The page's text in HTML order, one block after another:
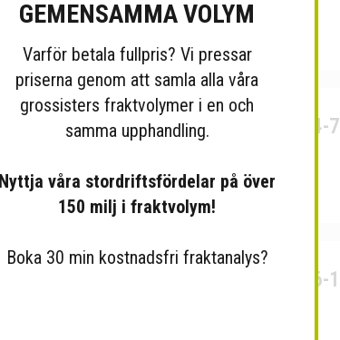
Org.Nr: 559304-
Org.Nr: 510416-
GEMENSAMMA VOLYM
Varför betala fullpris? Vi pressar
priserna genom att samla alla våra
grossisters fraktvolymer i en och
samma upphandling.
Nyttja våra stordriftsfördelar på över
150 milj i fraktvolym!
Boka 30 min kostnadsfri fraktanalys?